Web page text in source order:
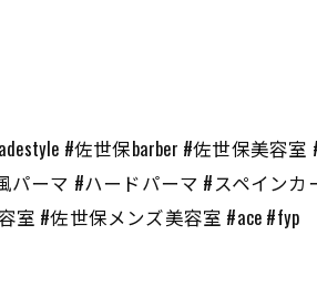
#佐世保barber #佐世保美
ーマ #ハードパーマ #スペイン
#佐世保メンズ美容室 #ace #fyp